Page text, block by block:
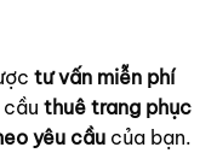
tư vấn miễn phí
cầu thuê trang phục
yêu cầu của bạn.